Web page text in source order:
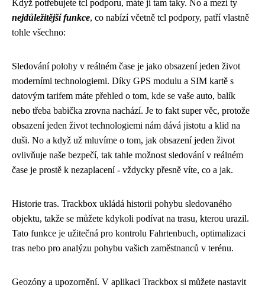
Když potřebujete tcl podporu, máte ji tam taky. No a mezi ty
nejdůležitější funkce, co nabízí včetně tcl podpory, patří vlastně
tohle všechno:
Sledování polohy v reálném čase je jako obsazení jeden život
moderními technologiemi. Díky GPS modulu a SIM kartě s
datovým tarifem máte přehled o tom, kde se vaše auto, balík
nebo třeba babička zrovna nachází. Je to fakt super věc, protože
obsazení jeden život technologiemi nám dává jistotu a klid na
duši. No a když už mluvíme o tom, jak obsazení jeden život
ovlivňuje naše bezpečí, tak tahle možnost sledování v reálném
čase je prostě k nezaplacení - vždycky přesně víte, co a jak.
Historie tras. Trackbox ukládá historii pohybu sledovaného
objektu, takže se můžete kdykoli podívat na trasu, kterou urazil.
Tato funkce je užitečná pro kontrolu Fahrtenbuch, optimalizaci
tras nebo pro analýzu pohybu vašich zaměstnanců v terénu.
Geozóny a upozornění. V aplikaci Trackbox si můžete nastavit